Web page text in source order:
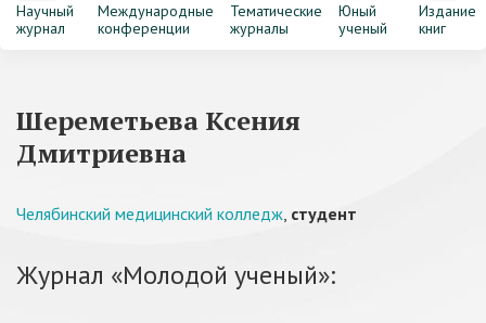
Научный
журнал
Международные
конференции
Тематические
журналы
Юный
ученый
Издание
книг
Шереметьева Ксения
Дмитриевна
Челябинский медицинский колледж, студент
Журнал «Молодой ученый»: